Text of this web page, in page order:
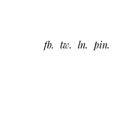
fb tw ln pin